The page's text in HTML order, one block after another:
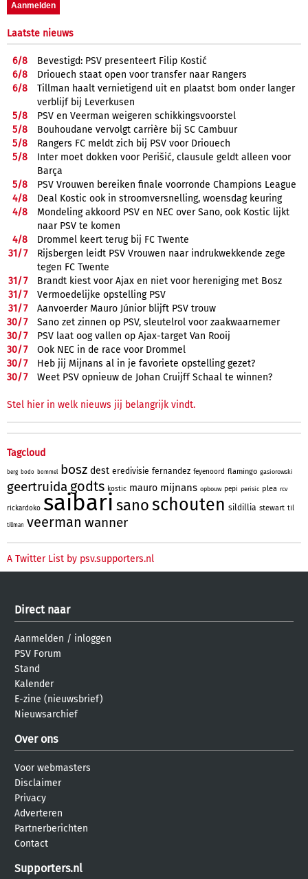
Laatste nieuws
6/8
Bevestigd: PSV presenteert Filip Kostić
6/8
Driouech staat open voor transfer naar Rangers
6/8
Tillman haalt vernietigend uit en plaatst bom onder langer
verblijf bij Leverkusen
5/8
PSV en Veerman weigeren schikkingsvoorstel
5/8
Bouhoudane vervolgt carrière bij SC Cambuur
5/8
Rangers FC meldt zich bij PSV voor Driouech
5/8
Inter moet dokken voor Perišić, clausule geldt alleen voor
Barça
5/8
PSV Vrouwen bereiken finale voorronde Champions League
4/8
Deal Kostic ook in stroomversnelling, woensdag keuring
4/8
Mondeling akkoord PSV en NEC over Sano, ook Kostic lijkt
naar PSV te komen
4/8
Drommel keert terug bij FC Twente
31/7
Rijsbergen leidt PSV Vrouwen naar indrukwekkende zege
tegen FC Twente
31/7
Brandt kiest voor Ajax en niet voor hereniging met Bosz
31/7
Vermoedelijke opstelling PSV
31/7
Aanvoerder Mauro Júnior blijft PSV trouw
30/7
Sano zet zinnen op PSV, sleutelrol voor zaakwaarnemer
30/7
PSV laat oog vallen op Ajax-target Van Rooij
30/7
Ook NEC in de race voor Drommel
30/7
Heb jij Mijnans al in je favoriete opstelling gezet?
30/7 Weet PSV opnieuw de Johan Cruijff Schaal te winnen?
Stel hier in welk nieuws jij belangrijk vindt.
Tagcloud
berg bodo bommel bosz dest eredivisie fernandez feyenoord flamingo gasiorowski
geertruida godts kostic mauro mijnans opbouw pepi perisic plea rcv
rickardoko saibari sanoschouten sildillia stewart til
tillman veerman wanner
A Twitter List by psv.supporters.nl
Direct naar
Aanmelden / inloggen
PSV Forum
Stand
Kalender
E-zine (nieuwsbrief)
Nieuwsarchief
Over ons
Voor webmasters
Disclaimer
Privacy
Adverteren
Partnerberichten
Contact
Supporters.nl